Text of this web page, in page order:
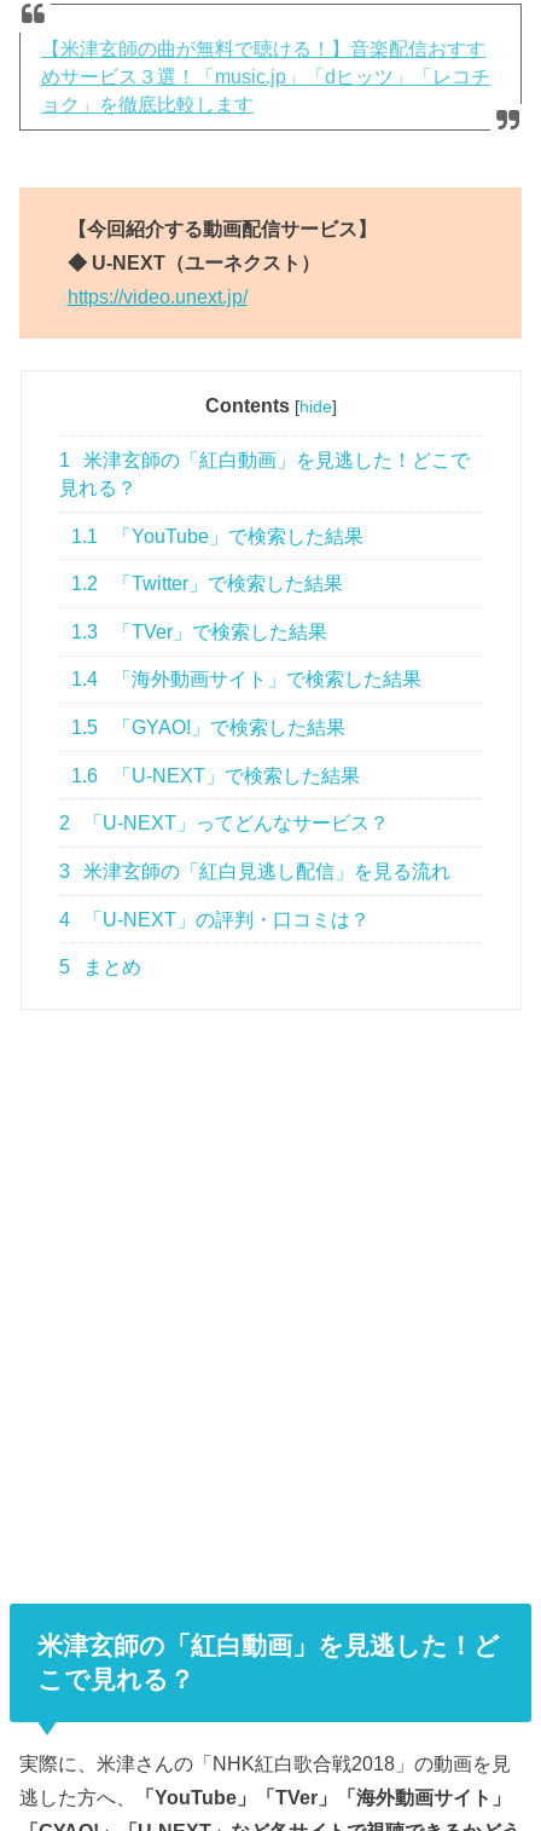
【米津玄師の曲が無料で聴ける！】音楽配信おすす
めサービス３選！「music.jp」「dヒッツ」「レコチ
ョク」を徹底比較します
【今回紹介する動画配信サービス】
◆ U-NEXT（ユーネクスト）
https://video.unext.jp/
Contents [hide]
1
米津玄師の「紅白動画」を見逃した！どこで
見れる？
1.1 「YouTube」で検索した結果
1.2 「Twitter」で検索した結果
1.3 「TVer」で検索した結果
1.4 「海外動画サイト」で検索した結果
1.5 「GYAO!」で検索した結果
1.6 「U-NEXT」で検索した結果
2 「U-NEXT」ってどんなサービス？
3 米津玄師の「紅白見逃し配信」を見る流れ
4 「U-NEXT」の評判・口コミは？
5 まとめ
米津玄師の「紅白動画」を見逃した！ど
こで見れる？
実際に、米津さんの「NHK紅白歌合戦2018」の動画を見
逃した方へ、
「YouTube」「TVer」「海外動画サイト」